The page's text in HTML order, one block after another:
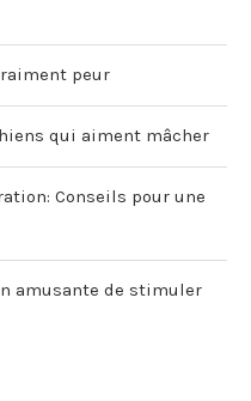
peur
qui aiment mâcher
Conseils pour une
amusante de stimuler